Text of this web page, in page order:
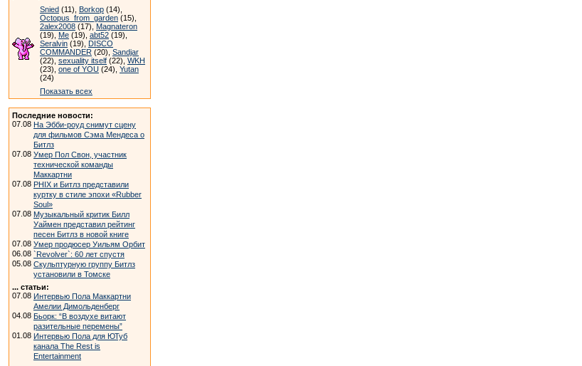
Snied (11), Borkop (14),
Octopus_from_garden (15),
2alex2008 (17), Magnateron
(19), Me (19), abt52 (19),
Seralvin (19), DISCO
COMMANDER (20), Sandjar
(22), sexuality itself (22), WKH
(23), one of YOU (24), Yutan
(24)
Показать всех
Последние новости:
07.08 На Эбби-роуд снимут сцену
для фильмов Сэма Мендеса о
Битлз
07.08 Умер Пол Свон, участник
технической команды
Маккартни
07.08 PHIX и Битлз представили
куртку в стиле эпохи «Rubber
Soul»
07.08 Музыкальный критик Билл
Уаймен представил рейтинг
песен Битлз в новой книге
07.08 Умер продюсер Уильям Орбит
06.08 `Revolver`: 60 лет спустя
05.08 Скульптурную группу Битлз
установили в Томске
... статьи:
07.08 Интервью Пола Маккартни
Амелии Димольденберг
04.08 Бьорк: “В воздухе витают
разительные перемены”
01.08 Интервью Пола для ЮТуб
канала The Rest is
Entertainment